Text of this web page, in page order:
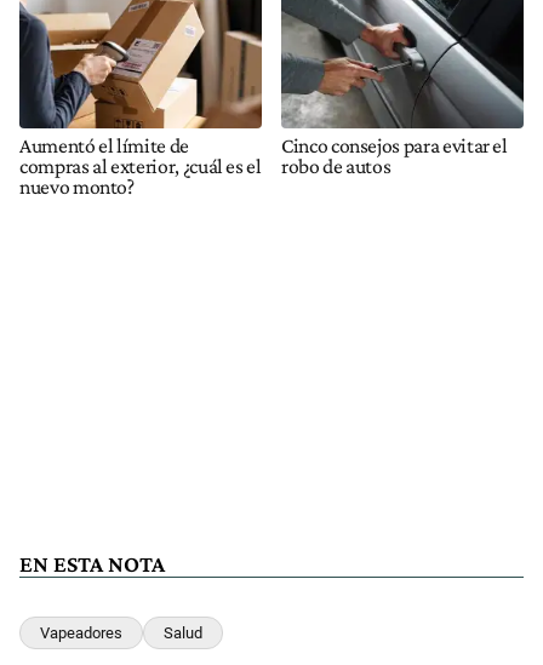
Aumentó el límite de
compras al exterior, ¿cuál es el
nuevo monto?
Cinco consejos para evitar el
robo de autos
EN ESTA NOTA
Vapeadores Salud